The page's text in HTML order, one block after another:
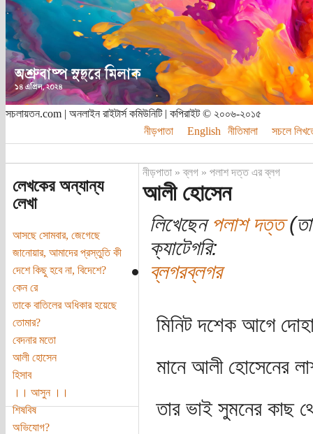
সচলায়তন.com | অনলাইন রাইটার্স কমিউনিটি | কপিরাইট © ২০০৬-২০১৫
নীড়পাতা
English নীতিমালা সচলে
লেখকের অন্যান্য
লেখা
আসছে সোমবার, জেগেছে
জানোয়ার, আমাদের প্রস্তুতি কী
দেশে কিছু হবে না, বিদেশে?
কেন রে
তাকে বাতিলের অধিকার হয়েছে
তোমার?
বেদনার মতো
আলী হোসেন
হিসাব
।। আসুন ।।
শিষবিষ
অভিযোগ?
নীড়পাতা»ব্লগ» পলাশ দত্ত এর ব্লগ
আলী হোসেন
লিখেছেনপলাশ দত্ত
ক্যাটেগরি:
ব্লগরব্লগর
মিনিট দশেক আগে
মানে আলী হোসেনের
তার ভাই সুমনের কাছ